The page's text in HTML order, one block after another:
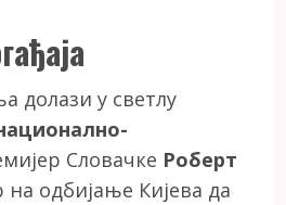
долази у светлу
Словачке Роберт
на одбијање Кијева да